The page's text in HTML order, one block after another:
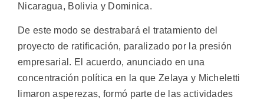
Nicaragua, Bolivia y Dominica.
De este modo se destrabará el tratamiento del
proyecto de ratificación, paralizado por la presión
empresarial. El acuerdo, anunciado en una
concentración política en la que Zelaya y Micheletti
limaron asperezas, formó parte de las actividades